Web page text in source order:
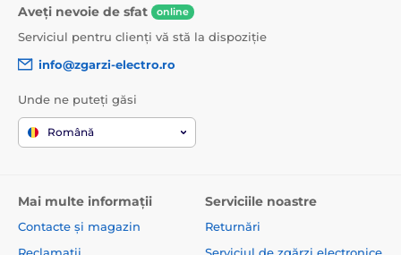
Aveți nevoie de sfat online
Serviciul pentru clienți vă stă la dispoziție
info@zgarzi-electro.ro
Unde ne puteți găsi
Română
Mai multe informații
Contacte și magazin
Serviciile noastre
Returnări